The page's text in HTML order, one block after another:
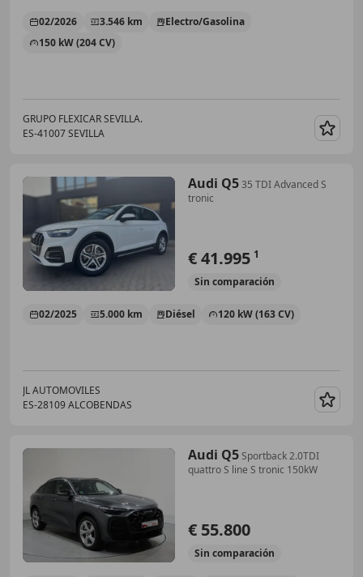
02/2026 3.546 km
Electro/Gasolina
150 kW (204 CV)
GRUPO FLEXICAR SEVILLA.
ES-41007 SEVILLA
Audi Q535 TDI Advanced S
tronic
€ 41.995 1
Sin comparación
02/2025 5.000 km Diésel 120 kW (163 CV)
JL AUTOMOVILES
ES-28109 ALCOBENDAS
Audi Q5Sportback 2.0TDI
quattro S line S tronic 150kW
€ 55.800
Sin comparación